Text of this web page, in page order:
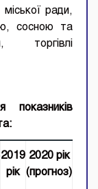
міської ради,
сосною та
торгівлі
показників
2019
рік
2020 рік
(прогноз)